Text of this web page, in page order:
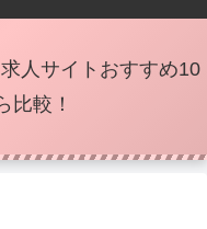
人サイトおすすめ10
比較！